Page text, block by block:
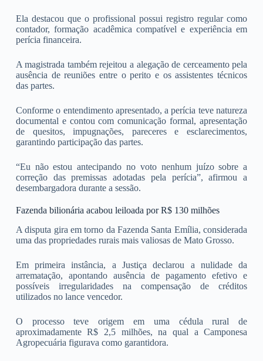
Ela destacou que o profissional possui registro regular como
contador, formação acadêmica compatível e experiência em
perícia financeira.
A magistrada também rejeitou a alegação de cerceamento pela
ausência de reuniões entre o perito e os assistentes técnicos
das partes.
Conforme o entendimento apresentado, a perícia teve natureza
documental e contou com comunicação formal, apresentação
de quesitos, impugnações, pareceres e esclarecimentos,
garantindo participação das partes.
“Eu não estou antecipando no voto nenhum juízo sobre a
correção das premissas adotadas pela perícia”, afirmou a
desembargadora durante a sessão.
Fazenda bilionária acabou leiloada por R$ 130 milhões
A disputa gira em torno da Fazenda Santa Emília, considerada
uma das propriedades rurais mais valiosas de Mato Grosso.
Em primeira instância, a Justiça declarou a nulidade da
arrematação, apontando ausência de pagamento efetivo e
possíveis irregularidades na compensação de créditos
utilizados no lance vencedor.
O processo teve origem em uma cédula rural de
aproximadamente R$ 2,5 milhões, na qual a Camponesa
Agropecuária figurava como garantidora.